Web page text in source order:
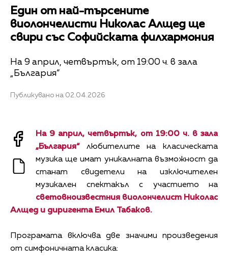
Един от най-търсените
виолончелисти Николас Алщед ще
свири със Софийската филхармония
На 9 април, четвъртък, от 19:00 ч. в зала
„България“
Публикувано на 02.04.2026
На 9 април, четвъртък, от 19:00 ч. в зала
„България“любителите на класическата
музика ще имат уникалната възможност да
станат свидетели на изключителен
музикален спектакъл с участието на
световноизвестния виолончелист Николас
Алщед и диригента Емил Табаков.
Програмата включва две значими произведения
от симфоничната класика: